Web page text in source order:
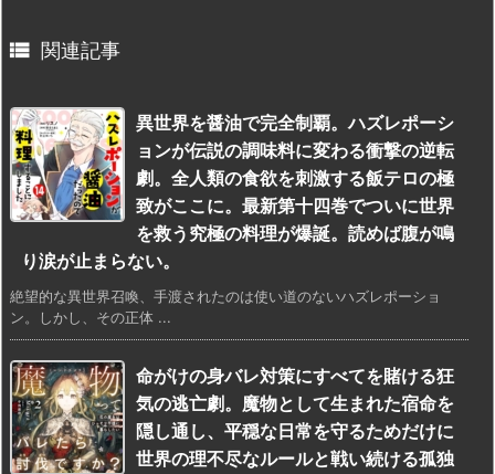
 関連記事
異世界を醤油で完全制覇。ハズレポーシ
ョンが伝説の調味料に変わる衝撃の逆転
劇。全人類の食欲を刺激する飯テロの極
致がここに。最新第十四巻でついに世界
を救う究極の料理が爆誕。読めば腹が鳴
り涙が止まらない。
絶望的な異世界召喚、手渡されたのは使い道のないハズレポーショ
ン。しかし、その正体 ...
命がけの身バレ対策にすべてを賭ける狂
気の逃亡劇。魔物として生まれた宿命を
隠し通し、平穏な日常を守るためだけに
世界の理不尽なルールと戦い続ける孤独